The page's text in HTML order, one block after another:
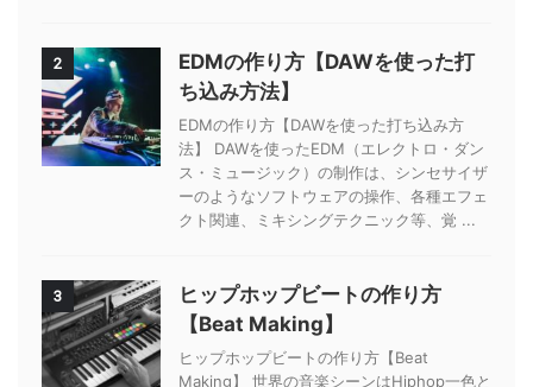
2
EDMの作り方【DAWを使った打
ち込み方法】
EDMの作り方【DAWを使った打ち込み方
法】 DAWを使ったEDM（エレクトロ・ダン
ス・ミュージック）の制作は、シンセサイザ
ーのようなソフトウェアの操作、各種エフェ
クト関連、ミキシングテクニック等、覚 ...
3
ヒップホップビートの作り方
【Beat Making】
ヒップホップビートの作り方【Beat
Making】 世界の音楽シーンはHiphop一色と